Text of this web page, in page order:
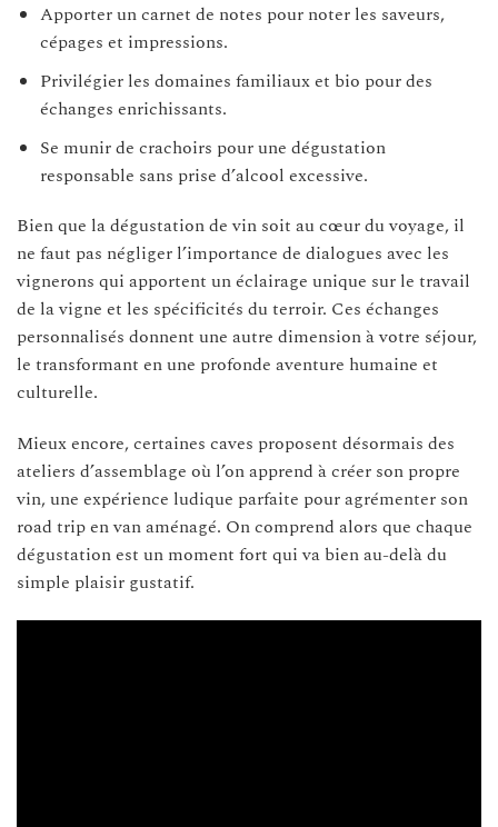
Apporter un carnet de notes pour noter les saveurs,
cépages et impressions.
Privilégier les domaines familiaux et bio pour des
échanges enrichissants.
Se munir de crachoirs pour une dégustation
responsable sans prise d’alcool excessive.
Bien que la dégustation de vin soit au cœur du voyage, il
ne faut pas négliger l’importance de dialogues avec les
vignerons qui apportent un éclairage unique sur le travail
de la vigne et les spécificités du terroir. Ces échanges
personnalisés donnent une autre dimension à votre séjour,
le transformant en une profonde aventure humaine et
culturelle.
Mieux encore, certaines caves proposent désormais des
ateliers d’assemblage où l’on apprend à créer son propre
vin, une expérience ludique parfaite pour agrémenter son
road trip en van aménagé. On comprend alors que chaque
dégustation est un moment fort qui va bien au-delà du
simple plaisir gustatif.